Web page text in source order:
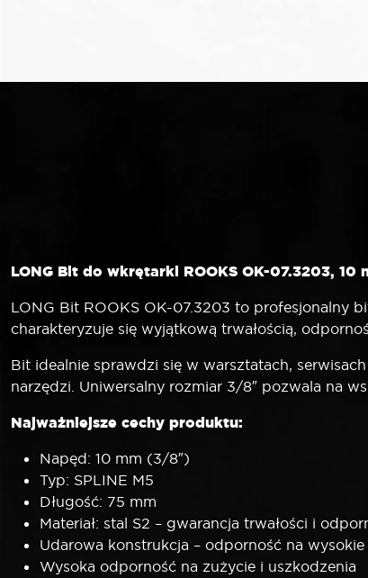
LONG Bit do wkrętarki ROOKS OK-07.3203,
LONG Bit ROOKS OK-07.3203 to profesjonalny
charakteryzuje się wyjątkową trwałością,
Bit idealnie sprawdzi się w warsztatach,
narzędzi. Uniwersalny rozmiar 3/8″ pozwala na
Najważniejsze cechy produktu:
Napęd: 10 mm (3/8″)
Typ: SPLINE M5
Długość: 75 mm
Materiał: stal S2 – gwarancja trwałości i
Udarowa konstrukcja – odporność na
Wysoka odporność na zużycie i uszkodzenia